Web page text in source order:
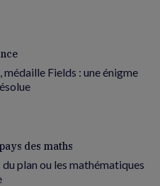
médaille Fields : une énigme
des maths
du plan ou les mathématiques